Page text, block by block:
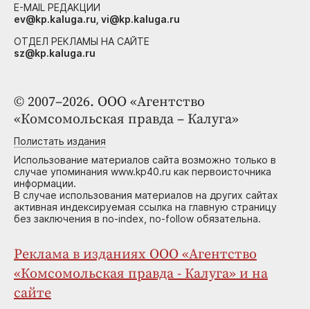
© 2007–2026. ООО «Агентство
«Комсомольская правда – Калуга»
Полистать издания
Использование материалов сайта возможно только в
случае упоминания www.kp40.ru как первоисточника
информации.
В случае использования материалов на других сайтах
активная индексируемая ссылка на главную страницу
без заключения в no-index, no-follow обязательна.
Реклама в изданиях ООО «Агентство
«Комсомольская правда - Калуга» и на
сайте
E-MAIL РЕДАКЦИИ
ev@kp.kaluga.ru, vi@kp.kaluga.ru
ОТДЕЛ РЕКЛАМЫ НА САЙТЕ
sz@kp.kaluga.ru